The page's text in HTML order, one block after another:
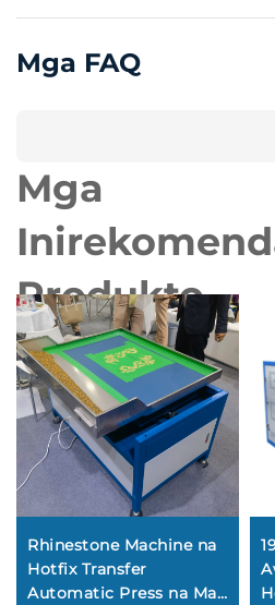
Mga FAQ
Mga
Produkto
Rhinestone Machine na
Hotfix Transfer
Automatic Press na May